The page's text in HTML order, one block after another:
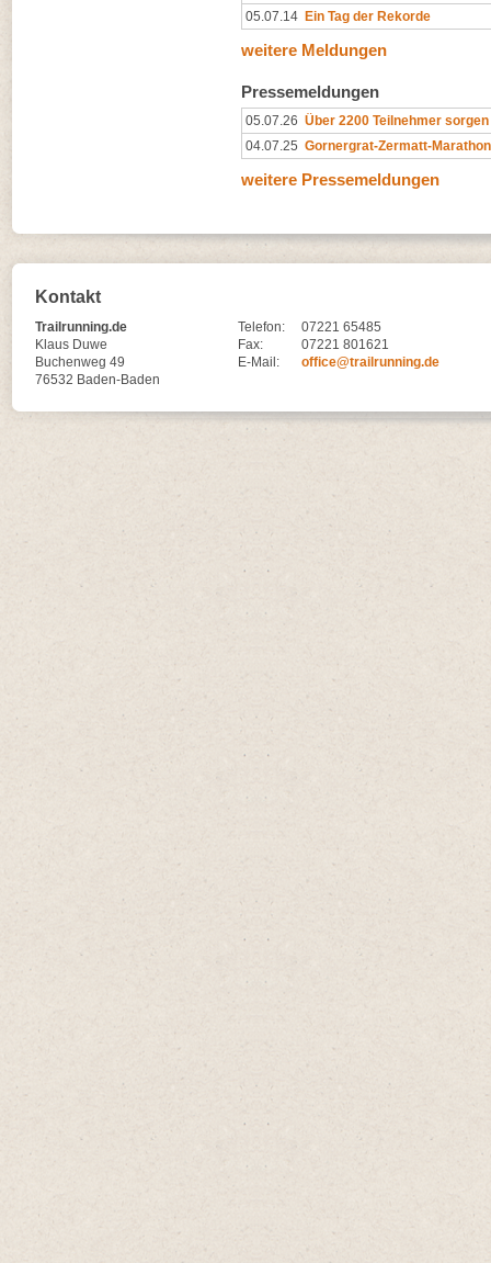
05.07.14 Ein Tag der Rekorde
weitere Meldungen
Pressemeldungen
05.07.26 Über 2200 Teilnehmer
04.07.25 Gornergrat-Zermatt-
weitere Pressemeldungen
Kontakt
Trailrunning.de
Klaus Duwe
Buchenweg 49
76532 Baden-Baden
Telefon:
07221 65485
Fax:
07221 801621
E-Mail:
office@trailrunning.de